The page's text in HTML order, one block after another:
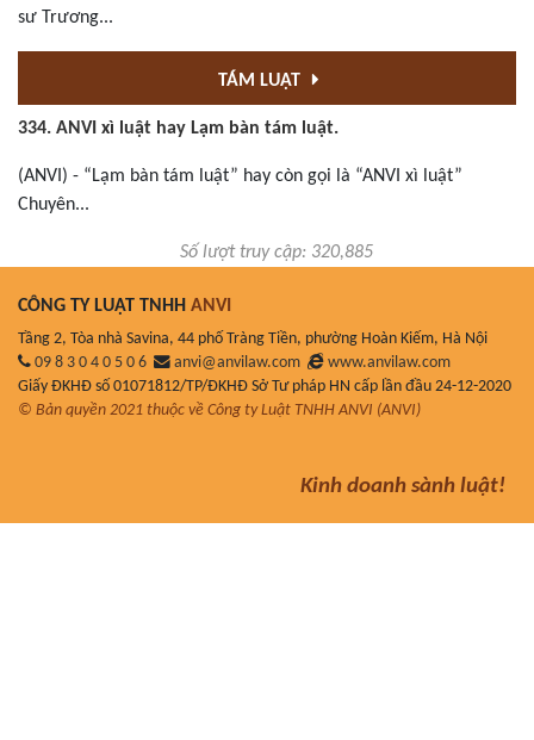
sư Trương...
TÁM LUẬT
334. ANVI xì luật hay Lạm bàn tám luật.
(ANVI) - “Lạm bàn tám luật” hay còn gọi là “ANVI xì luật”
Chuyên...
Số lượt truy cập: 320,885
CÔNG TY LUẬT TNHH ANVI
Tầng 2, Tòa nhà Savina, 44 phố Tràng Tiền, phường Hoàn Kiếm, Hà Nội
09 8 3 0 4 0 5 0 6
anvi@anvilaw.com
www.anvilaw.com
Giấy ĐKHĐ số 01071812/TP/ĐKHĐ Sở Tư pháp HN cấp lần đầu 24-12-2020
© Bản quyền 2021 thuộc về Công ty Luật TNHH ANVI (ANVI)
Kinh doanh sành luật!